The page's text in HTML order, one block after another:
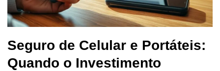
Seguro de Celular e Portáteis:
Quando o Investimento